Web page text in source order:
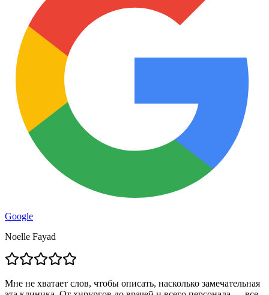
Google
Noelle Fayad
Мне не хватает слов, чтобы описать, насколько замечательная